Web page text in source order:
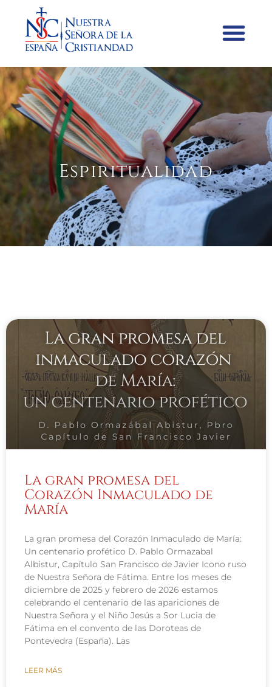
Espiritualidad
La gran promesa del
Corazón Inmaculado de
María
La gran promesa del Corazón Inmaculado de María:
Un centenario profético D. Pablo Ormazabal
Albistur, Capítulo San Francisco de Javier Icono ruso
de Nuestra Señora de Fátima. Entre los meses de
diciembre de 2025 y febrero de 2026 estamos
celebrando el centenario de las apariciones de
Nuestra Señora y el Niño Jesús a Sor Lucia de
Fátima en el convento de las Doroteas de
Pontevedra (España). Las
LEER MÁS